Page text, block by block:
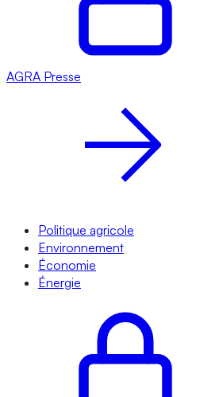
AGRA Presse
Politique agricole
Environnement
Économie
Énergie